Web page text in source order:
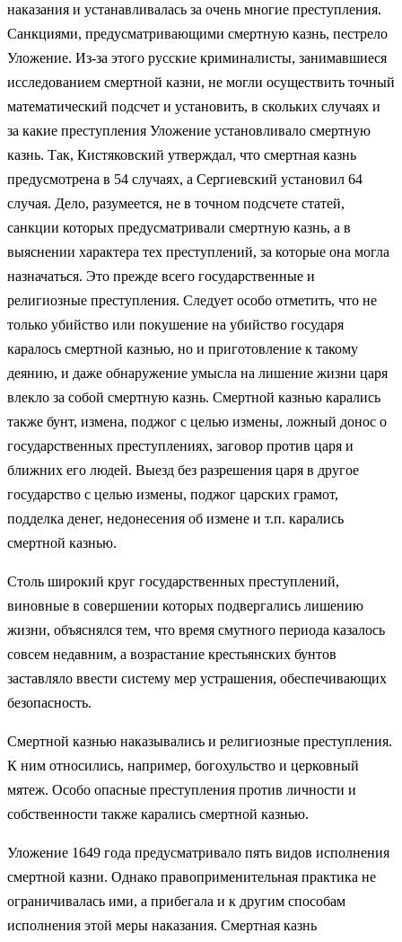
наказания и устанавливалась за очень многие преступления.
Санкциями, предусматривающими смертную казнь, пестрело
Уложение. Из-за этого русские криминалисты, занимавшиеся
исследованием смертной казни, не могли осуществить точный
математический подсчет и установить, в скольких случаях и
за какие преступления Уложение установливало смертную
казнь. Так, Кистяковский утверждал, что смертная казнь
предусмотрена в 54 случаях, а Сергиевский установил 64
случая. Дело, разумеется, не в точном подсчете статей,
санкции которых предусматривали смертную казнь, а в
выяснении характера тех преступлений, за которые она могла
назначаться. Это прежде всего государственные и
религиозные преступления. Следует особо отметить, что не
только убийство или покушение на убийство государя
каралось смертной казнью, но и приготовление к такому
деянию, и даже обнаружение умысла на лишение жизни царя
влекло за собой смертную казнь. Смертной казнью карались
также бунт, измена, поджог с целью измены, ложный донос о
государственных преступлениях, заговор против царя и
ближних его людей. Выезд без разрешения царя в другое
государство с целью измены, поджог царских грамот,
подделка денег, недонесения об измене и т.п. карались
смертной казнью.
Столь широкий круг государственных преступлений,
виновные в совершении которых подвергались лишению
жизни, объяснялся тем, что время смутного периода казалось
совсем недавним, а возрастание крестьянских бунтов
заставляло ввести систему мер устрашения, обеспечивающих
безопасность.
Смертной казнью наказывались и религиозные преступления.
К ним относились, например, богохульство и церковный
мятеж. Особо опасные преступления против личности и
собственности также карались смертной казнью.
Уложение 1649 года предусматривало пять видов исполнения
смертной казни. Однако правоприменительная практика не
ограничивалась ими, а прибегала и к другим способам
исполнения этой меры наказания. Смертная казнь